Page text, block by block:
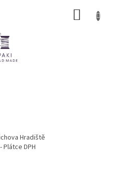
Hradiště
Plátce DPH